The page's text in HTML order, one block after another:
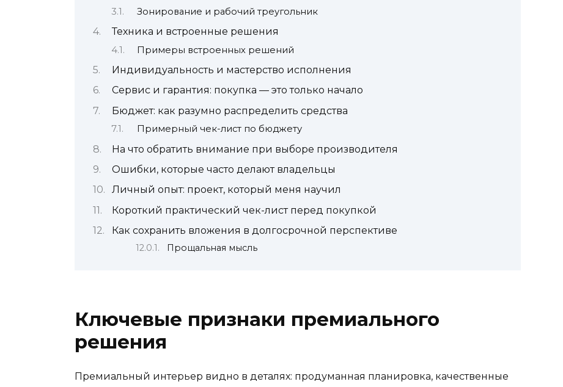
Зонирование и рабочий треугольник
Техника и встроенные решения
Примеры встроенных решений
Индивидуальность и мастерство исполнения
Сервис и гарантия: покупка — это только начало
Бюджет: как разумно распределить средства
Примерный чек-лист по бюджету
На что обратить внимание при выборе производителя
Ошибки, которые часто делают владельцы
Личный опыт: проект, который меня научил
Короткий практический чек-лист перед покупкой
Как сохранить вложения в долгосрочной перспективе
Прощальная мысль
Ключевые признаки премиального
решения
Премиальный интерьер видно в деталях: продуманная планировка, качественные